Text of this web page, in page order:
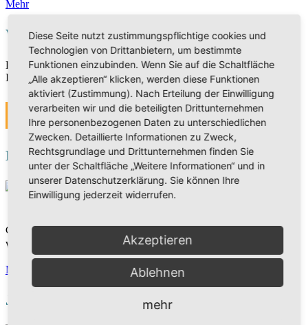
Mehr
Veranstaltungen
Die Veranstaltungen sind derzeit in Bearbeitung. Vielen Dank für
Ihr Verständnis.
MEHR
DAS WORT
Christliches Fernsehen - spannende Sendungen rund um Gottes
Wort. Die Bibel mit neuen Augen sehen und verstehen.
Mehr
Joel Media Ministry
Diese Seite nutzt zustimmungspflichtige cookies und
Technologien von Drittanbietern, um bestimmte
Funktionen einzubinden. Wenn Sie auf die Schaltfläche
„Alle akzeptieren“ klicken, werden diese Funktionen
aktiviert (Zustimmung). Nach Erteilung der Einwilligung
verarbeiten wir und die beteiligten Drittunternehmen
Ihre personenbezogenen Daten zu unterschiedlichen
Zwecken. Detaillierte Informationen zu Zweck,
Rechtsgrundlage und Drittunternehmen finden Sie
unter der Schaltfläche „Weitere Informationen“ und in
unserer Datenschutzerklärung. Sie können Ihre
Einwilligung jederzeit widerrufen.
Akzeptieren
Ablehnen
mehr